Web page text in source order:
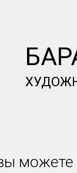
можете